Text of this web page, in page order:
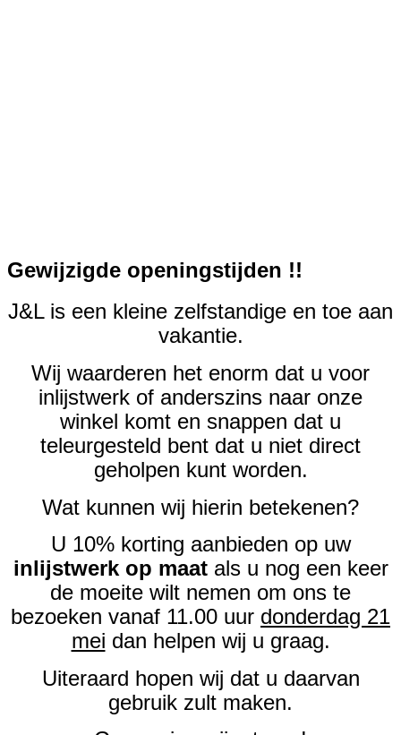
Gewijzigde openingstijden !!
J&L is een kleine zelfstandige en toe aan
vakantie.
Wij waarderen het enorm dat u voor
inlijstwerk of anderszins naar onze
winkel komt en snappen dat u
teleurgesteld bent dat u niet direct
geholpen kunt worden.
Wat kunnen wij hierin betekenen?
U 10% korting aanbieden op uw
inlijstwerk op maatals u nog een keer
de moeite wilt nemen om ons te
bezoeken vanaf 11.00 uur donderdag 21
mei dan helpen wij u graag.
Uiteraard hopen wij dat u daarvan
gebruik zult maken.